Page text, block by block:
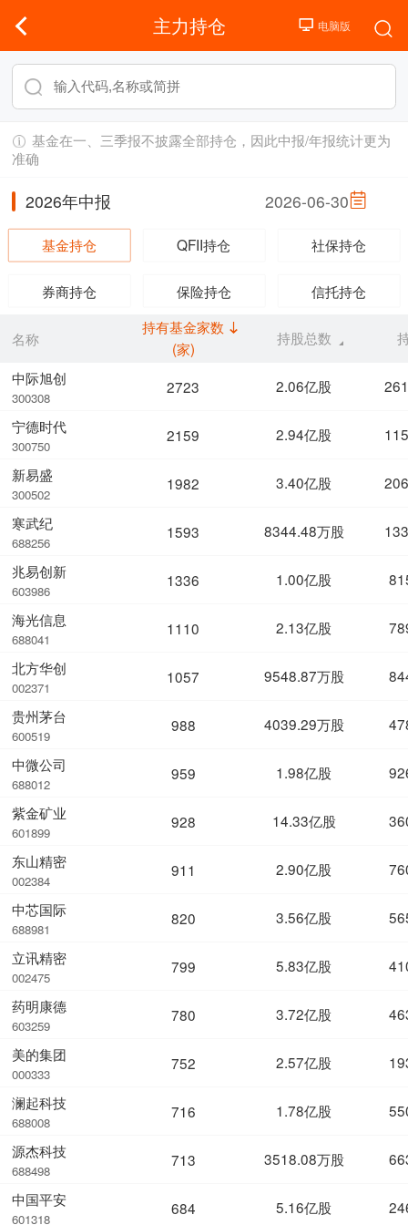
主力持仓
基金在一、三季报不披露全部持仓，因此中报/年报统计更为
准确
2026年中报 2026-06-30
基金持仓 QFII持仓 社保持仓
券商持仓 保险持仓 信托持仓
名称
中际旭创
300308
宁德时代
300750
新易盛
300502
寒武纪
688256
兆易创新
603986
海光信息
688041
北方华创
002371
贵州茅台
600519
中微公司
688012
紫金矿业
601899
东山精密
002384
中芯国际
688981
立讯精密
002475
药明康德
603259
美的集团
000333
澜起科技
688008
源杰科技
688498
中国平安
601318
持有基金家数
(家)
持股总数
2723 2.06亿股
2159 2.94亿股
1982 3.40亿股
1593 8344.48万股
1336 1.00亿股
1110 2.13亿股
1057 9548.87万股
988 4039.29万股
959 1.98亿股
928 14.33亿股
911 2.90亿股
820 3.56亿股
799 5.83亿股
780 3.72亿股
752 2.57亿股
716 1.78亿股
713 3518.08万股
684 5.16亿股